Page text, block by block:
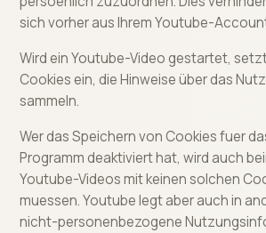
sich vorher aus Ihrem Youtube-
Wird ein Youtube-Video gestartet,
Cookies ein, die Hinweise über das
sammeln.
Wer das Speichern von Cookies fuer
Programm deaktiviert hat, wird auch
Youtube-Videos mit keinen solchen
muessen. Youtube legt aber auch in
nicht-personenbezogene